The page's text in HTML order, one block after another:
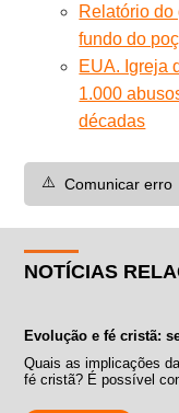
Relatório
fundo do
EUA. Igreja
1.000
décadas
⚠️ Comunicar erro
NOTÍCIAS
Evolução e fé cristã:
Quais as implicações
fé cristã? É possível